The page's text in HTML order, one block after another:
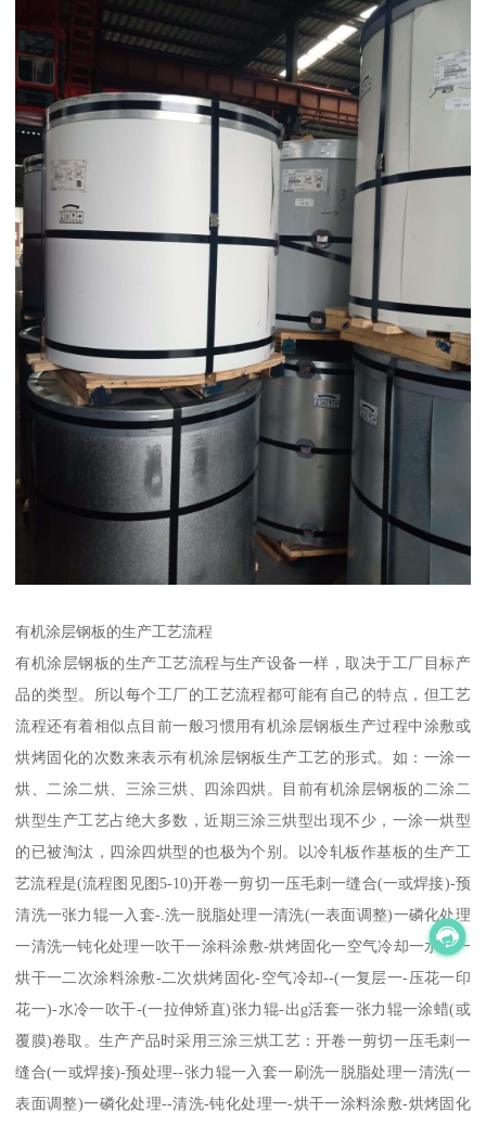
有机涂层钢板的生产工艺流程
有机涂层钢板的生产工艺流程与生产设备一样，取决于工厂目标产
品的类型。所以每个工厂的工艺流程都可能有自己的特点，但工艺
流程还有着相似点目前一般习惯用有机涂层钢板生产过程中涂敷或
烘烤固化的次数来表示有机涂层钢板生产工艺的形式。如：一涂一
烘、二涂二烘、三涂三烘、四涂四烘。目前有机涂层钢板的二涂二
烘型生产工艺占绝大多数，近期三涂三烘型出现不少，一涂一烘型
的已被淘汰，四涂四烘型的也极为个别。以冷轧板作基板的生产工
艺流程是(流程图见图5-10)开卷一剪切一压毛刺一缝合(一或焊接)-预
清洗一张力辊一入套-.洗一脱脂处理一清洗(一表面调整)一磷化处理
一清洗一钝化处理一吹干一涂科涂敷-烘烤固化一空气冷却一水冷一
烘干一二次涂料涂敷-二次烘烤固化-空气冷却--(一复层一-压花一印
花一)-水冷一吹干-(一拉伸矫直)张力辊-出g活套一张力辊一涂蜡(或
覆膜)卷取。生产产品时采用三涂三烘工艺：开卷一剪切一压毛刺一
缝合(一或焊接)-预处理--张力辊一入套一刷洗一脱脂处理一清洗(一
表面调整)一磷化处理--清洗-钝化处理一-烘干一涂料涂敷-烘烤固化